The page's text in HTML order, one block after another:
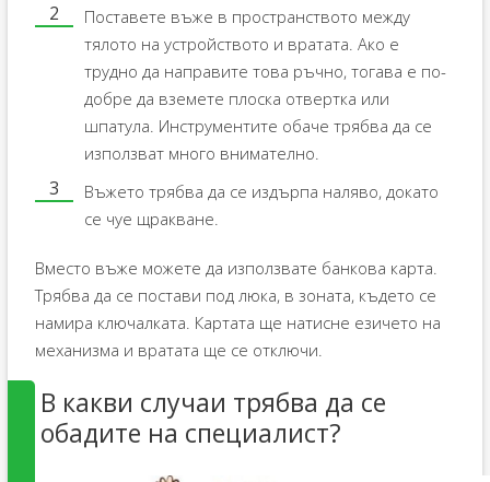
Поставете въже в пространството между
тялото на устройството и вратата. Ако е
трудно да направите това ръчно, тогава е по-
добре да вземете плоска отвертка или
шпатула. Инструментите обаче трябва да се
използват много внимателно.
Въжето трябва да се издърпа наляво, докато
се чуе щракване.
Вместо въже можете да използвате банкова карта.
Трябва да се постави под люка, в зоната, където се
намира ключалката. Картата ще натисне езичето на
механизма и вратата ще се отключи.
В какви случаи трябва да се
обадите на специалист?